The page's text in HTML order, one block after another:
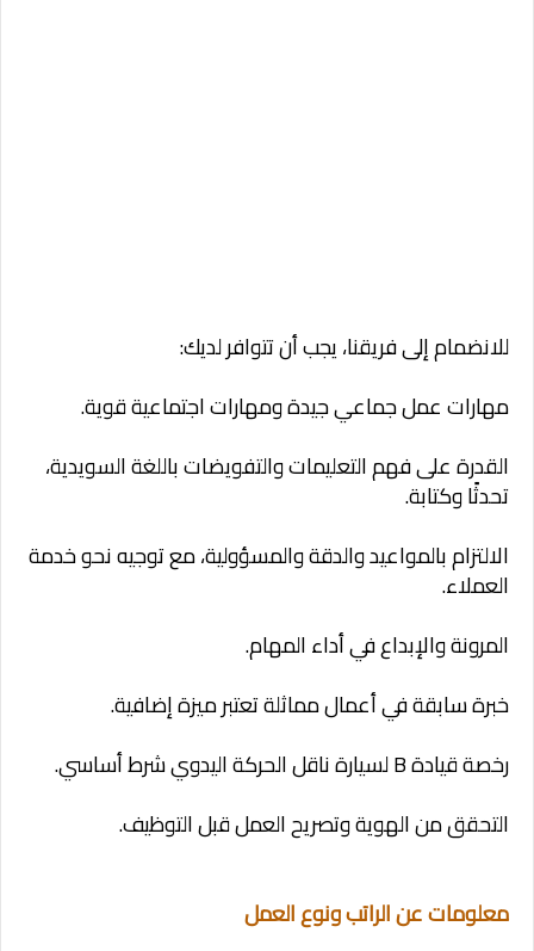
للانضمام إلى فريقنا، يجب أن تتوافر لديك:
مهارات عمل جماعي جيدة ومهارات اجتماعية قوية.
القدرة على فهم التعليمات والتفويضات باللغة السويدية،
تحدثًا وكتابة.
الالتزام بالمواعيد والدقة والمسؤولية، مع توجيه نحو خدمة
العملاء.
المرونة والإبداع في أداء المهام.
خبرة سابقة في أعمال مماثلة تعتبر ميزة إضافية.
رخصة قيادة B لسيارة ناقل الحركة اليدوي شرط أساسي.
التحقق من الهوية وتصريح العمل قبل التوظيف.
معلومات عن الراتب ونوع العمل